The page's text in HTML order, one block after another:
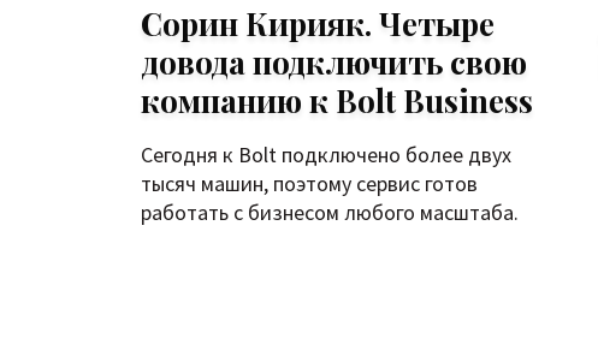
Сорин Кирияк. Четыре
довода подключить свою
компанию к Bolt Business
Сегодня к Bolt подключено более двух
тысяч машин, поэтому сервис готов
работать с бизнесом любого масштаба.